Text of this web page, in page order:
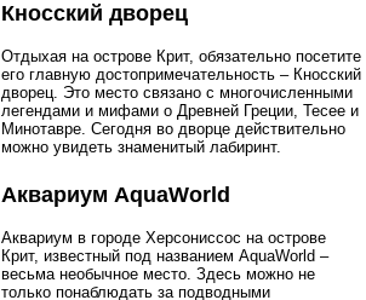
Кносский дворец
Отдыхая на острове Крит, обязательно посетите
его главную достопримечательность – Кносский
дворец. Это место связано с многочисленными
легендами и мифами о Древней Греции, Тесее и
Минотавре. Сегодня во дворце действительно
можно увидеть знаменитый лабиринт.
Аквариум AquaWorld
Аквариум в городе Херсониссос на острове
Крит, известный под названием AquaWorld –
весьма необычное место. Здесь можно не
только понаблюдать за подводными